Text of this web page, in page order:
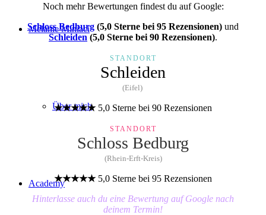
Melanie Miniaci
Über mich
Academy
Noch mehr Bewertungen findest du auf Google:
Schloss Bedburg (5,0 Sterne bei 95 Rezensionen) und
Schleiden (5,0 Sterne bei 90 Rezensionen).
STANDORT
Schleiden
(Eifel)
★★★★★ 5,0 Sterne bei 90 Rezensionen
STANDORT
Schloss Bedburg
(Rhein-Erft-Kreis)
★★★★★5,0 Sterne bei 95 Rezensionen
Hinterlasse auch du eine Bewertung auf Google nach
deinem Termin!